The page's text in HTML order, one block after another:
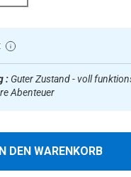
: Guter Zustand - voll
Abenteuer
DEN WARENKORB